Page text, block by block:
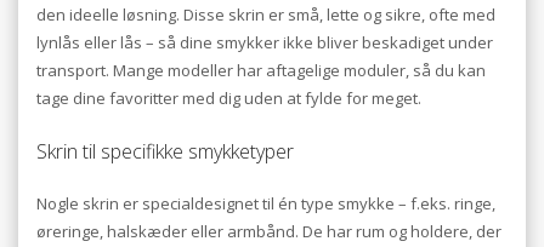
den ideelle løsning. Disse skrin er små, lette og sikre, ofte med
lynlås eller lås – så dine smykker ikke bliver beskadiget under
transport. Mange modeller har aftagelige moduler, så du kan
tage dine favoritter med dig uden at fylde for meget.
Skrin til specifikke smykketyper
Nogle skrin er specialdesignet til én type smykke – f.eks. ringe,
øreringe, halskæder eller armbånd. De har rum og holdere, der